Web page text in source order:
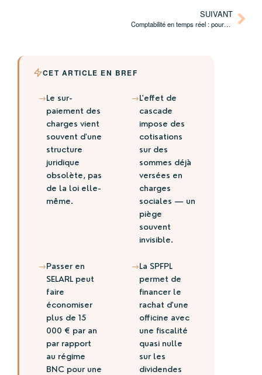
SUIVANT
Comptabilité en temps réel : pourquoi les PME ne peuvent plus piloter à l’ancienne
CET ARTICLE EN BREF
→Le sur-
paiement des
charges vient
souvent d'une
structure
juridique
obsolète, pas
de la loi elle-
même.
→L'effet de
cascade
impose des
cotisations
sur des
sommes déjà
versées en
charges
sociales — un
piège
souvent
invisible.
→Passer en
SELARL peut
faire
économiser
plus de 15
000 € par an
par rapport
au régime
BNC pour une
→La SPFPL
permet de
financer le
rachat d'une
officine avec
une fiscalité
quasi nulle
sur les
dividendes